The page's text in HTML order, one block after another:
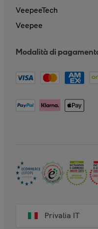
VeepeeTech
Veepee
Modalità di
Privalia IT